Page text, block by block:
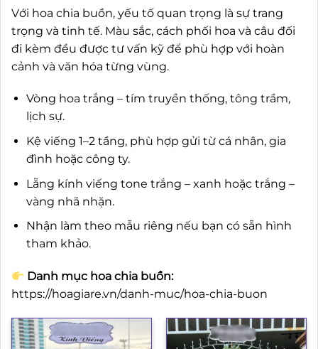
Với hoa chia buồn, yếu tố quan trọng là sự trang
trọng và tinh tế. Màu sắc, cách phối hoa và câu đối
đi kèm đều được tư vấn kỹ để phù hợp với hoàn
cảnh và văn hóa từng vùng.
Vòng hoa trắng – tím truyền thống, tông trầm,
lịch sự.
Kệ viếng 1–2 tầng, phù hợp gửi từ cá nhân, gia
đình hoặc công ty.
Lẵng kính viếng tone trắng – xanh hoặc trắng –
vàng nhã nhặn.
Nhận làm theo mẫu riêng nếu bạn có sẵn hình
tham khảo.
Danh mục hoa chia buồn:
https://hoagiare.vn/danh-muc/hoa-chia-buon